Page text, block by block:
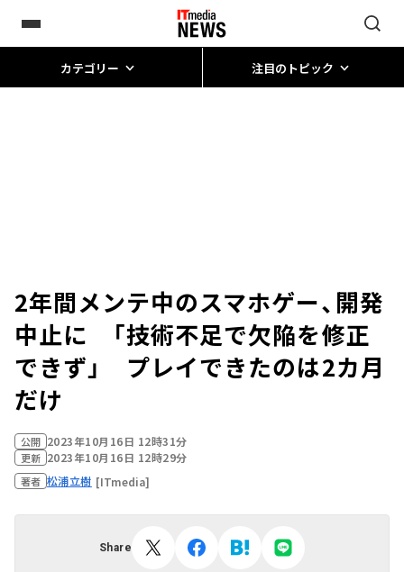
カテゴリー 注目のトピック
2年間メンテ中のスマホゲー、開発
中止に 「技術不足で欠陥を修正
できず」 プレイできたのは2カ月
だけ
公開 2023年10月16日 12時31分
更新 2023年10月16日 12時29分
著者 松浦立樹 [ITmedia]
Share